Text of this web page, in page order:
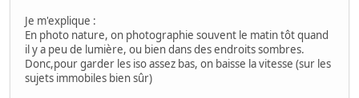
Je m'explique :
En photo nature, on photographie souvent le matin tôt quand
il y a peu de lumière, ou bien dans des endroits sombres.
Donc,pour garder les iso assez bas, on baisse la vitesse (sur les
sujets immobiles bien sûr)